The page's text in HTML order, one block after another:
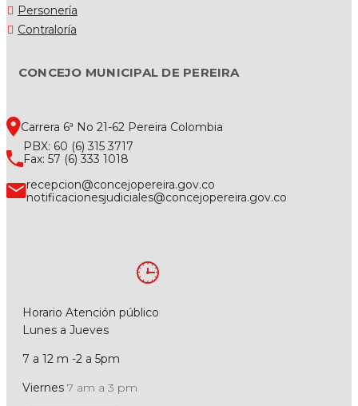
Personería
Contraloría
CONCEJO MUNICIPAL DE PEREIRA
Carrera 6ª No 21-62 Pereira Colombia
PBX: 60 (6) 315 3717
Fax: 57 (6) 333 1018
recepcion@concejopereira.gov.co
notificacionesjudiciales@concejopereira.gov.co
Horario Atención público
Lunes a Jueves
7 a 12 m -2 a 5pm
Viernes 7 am a 3 pm